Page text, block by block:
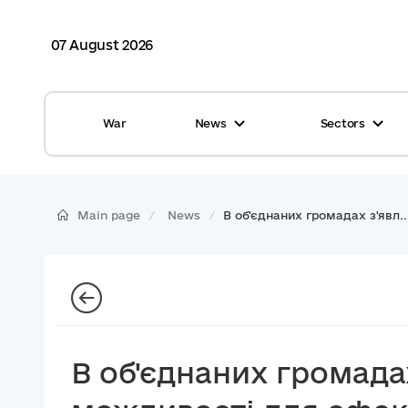
07 August 2026
War News
Glossary
Reports from gromadas
Sectors
Healthcare
Safety
Main page News В об'єднаних громадах
В об'єднаних